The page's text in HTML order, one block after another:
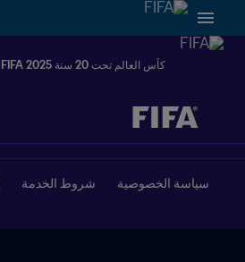
كأس العالم تحت 20 سنة FIFA 2025
يُحدَّد لاحقاً ضد يُحدَّد لاحقاً
سياسة الخصوصية شروط الخدمة